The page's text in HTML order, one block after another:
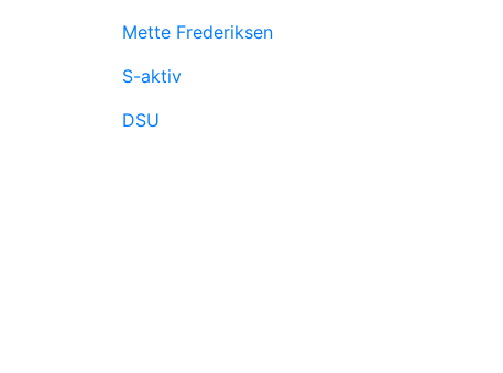
Mette Frederiksen
S-aktiv
DSU